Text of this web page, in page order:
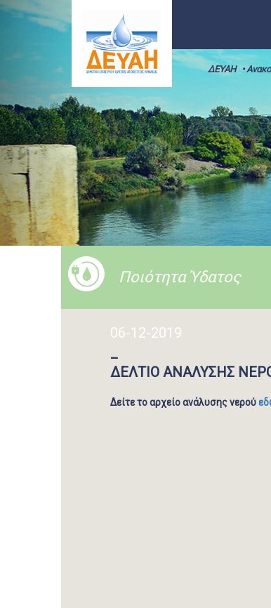
ΔΕΥΑΗ •
Ποιότητα Ύδατος
06-12-2019
_
ΔΕΛΤΙΟ ΑΝΑΛΥΣΗΣ
Δείτε το αρχείο ανάλυσης νερού